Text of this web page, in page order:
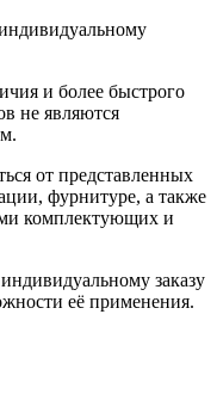
и более быстрого
не являются
от представленных
фурнитуре, а также
комплектующих и
заказу
её применения.